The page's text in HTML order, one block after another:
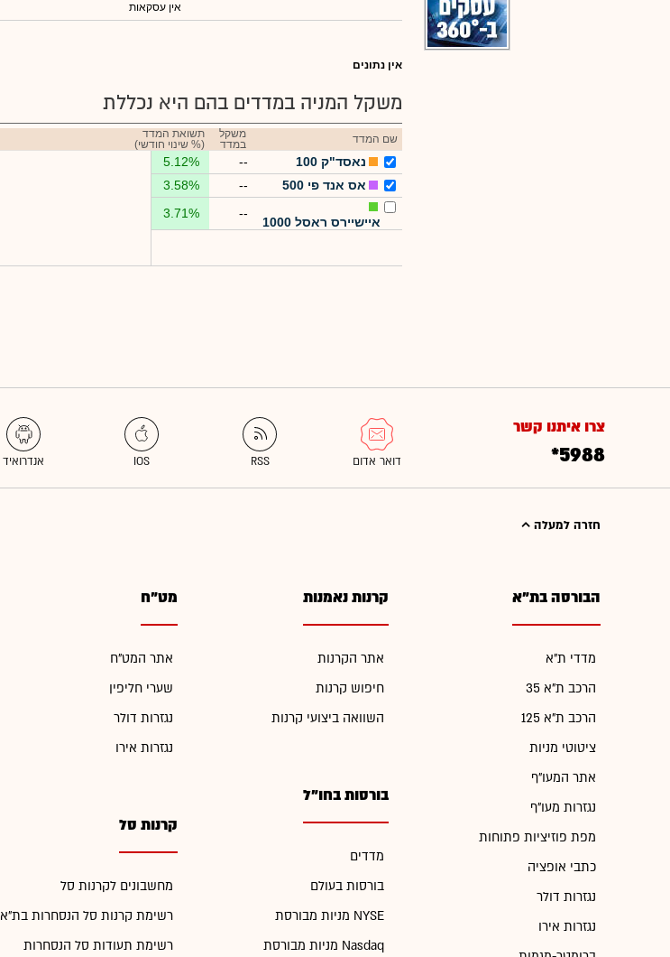
אין עסקאות
אין נתונים
משקל המניה במדדים בהם היא נכללת
שם המדד
משקל
במדד
תשואת המדד
(% שינוי חודשי)
נאסד"ק 100 --
5.12%
אס אנד פי 500
--
3.58%
איישיירס ראסל 1000
--
3.71%
צרו איתנו קשר
*5988
חזרה למעלה
הבורסה בת"א
מדדי ת"א
הרכב ת"א 35
הרכב ת"א 125
ציטוטי מניות
אתר המעו"ף
נגזרות מעו"ף
מפת פוזיציות פתוחות
כתבי אופציה
נגזרות דולר
נגזרות אירו
קרנות נאמנות
אתר הקרנות
חיפוש קרנות
השוואה ביצועי קרנות
בורסות בחו"ל
מדדים
בורסות בעולם
מניות מבורסת NYSE
מניות מבורסת Nasdaq
מט"ח
אתר המט"ח
שערי חליפין
נגזרות דולר
נגזרות אירו
קרנות סל
מחשבונים לקרנות סל
רשימת קרנות סל הנסחרות בת"א
רשימת תעודות סל הנסחרות